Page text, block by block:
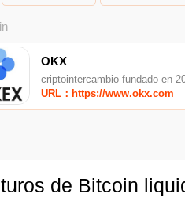
OKX
criptointercambio fundado en
URL：https://www.okx.com
de Bitcoin